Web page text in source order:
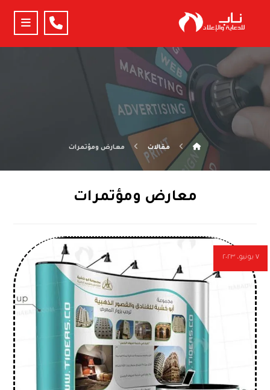
مقالات معارض ومؤتمرات
معارض ومؤتمرات
٧ يونيو، ٢٠٢٣